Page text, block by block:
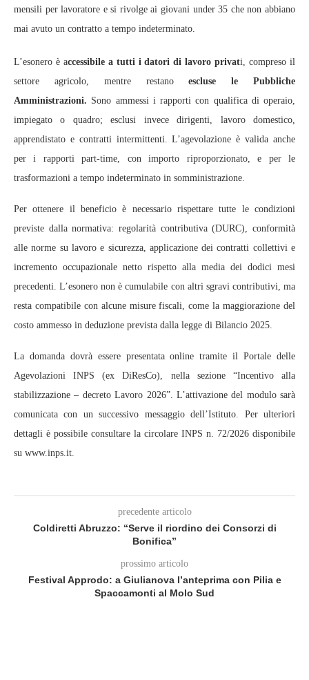
mensili per lavoratore e si rivolge ai giovani under 35 che non abbiano
mai avuto un contratto a tempo indeterminato.
L’esonero è accessibile a tutti i datori di lavoro privati, compreso il
settore agricolo, mentre restanoescluse le Pubbliche
Amministrazioni. Sono ammessi i rapporti con qualifica di operaio,
impiegato o quadro; esclusi invece dirigenti, lavoro domestico,
apprendistato e contratti intermittenti. L’agevolazione è valida anche
per i rapporti part-time, con importo riproporzionato, e per le
trasformazioni a tempo indeterminato in somministrazione.
Per ottenere il beneficio è necessario rispettare tutte le condizioni
previste dalla normativa: regolarità contributiva (DURC), conformità
alle norme su lavoro e sicurezza, applicazione dei contratti collettivi e
incremento occupazionale netto rispetto alla media dei dodici mesi
precedenti. L’esonero non è cumulabile con altri sgravi contributivi, ma
resta compatibile con alcune misure fiscali, come la maggiorazione del
costo ammesso in deduzione prevista dalla legge di Bilancio 2025.
La domanda dovrà essere presentata online tramite il Portale delle
Agevolazioni INPS (ex DiResCo), nella sezione “Incentivo alla
stabilizzazione – decreto Lavoro 2026”. L’attivazione del modulo sarà
comunicata con un successivo messaggio dell’Istituto. Per ulteriori
dettagli è possibile consultare la circolare INPS n. 72/2026 disponibile
su www.inps.it.
precedente articolo
Coldiretti Abruzzo: “Serve il riordino dei Consorzi di
Bonifica”
prossimo articolo
Festival Approdo: a Giulianova l’anteprima con Pilia e
Spaccamonti al Molo Sud